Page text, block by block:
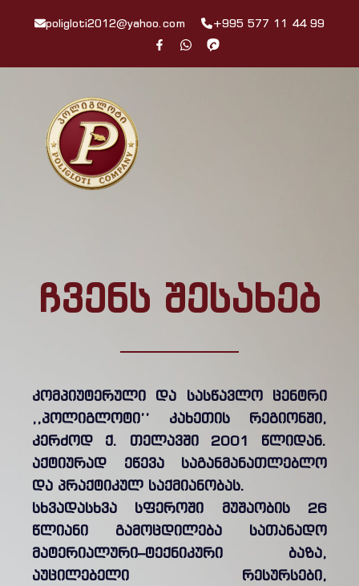
poligloti2012@yahoo.com +995 577 11 44 99
ჩვენს შესახებ
კომპიუტერული და სასწავლო ცენტრი
,,პოლიგლოტი’’ კახეთის რეგიონში,
კერძოდ ქ. თელავში 2001 წლიდან.
აქტიურად ეწევა საგანმანათლებლო
და პრაქტიკულ საქმიანობას.
სხვადასხვა სფეროში მუშაობის 26
წლიანი გამოცდილება სათანადო
მატერიალური–ტექნიკური ბაზა,
აუცილებელი რესურსები,